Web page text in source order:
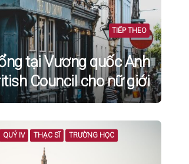
TIẾP THEO
tại Vương quốc Anh
Council cho nữ giới
QUÝ IV THẠC SĨ TRƯỜNG HỌC